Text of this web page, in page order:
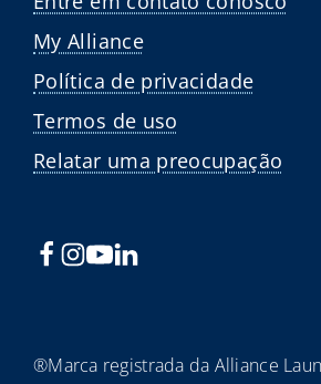
My Alliance
Política de privacidade
Termos de uso
Relatar uma preocupação
®Marca registrada da Alliance